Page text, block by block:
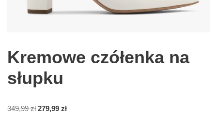
Kremowe czółenka na
słupku
349,99zł 279,99 zł